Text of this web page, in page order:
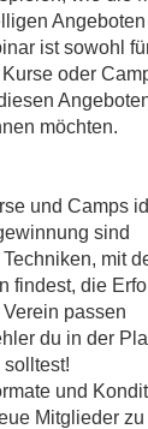
ist sowohl
oder
möchten.
und Camps
sind
mit
findest, die
passen
du in der
und
Mitglieder